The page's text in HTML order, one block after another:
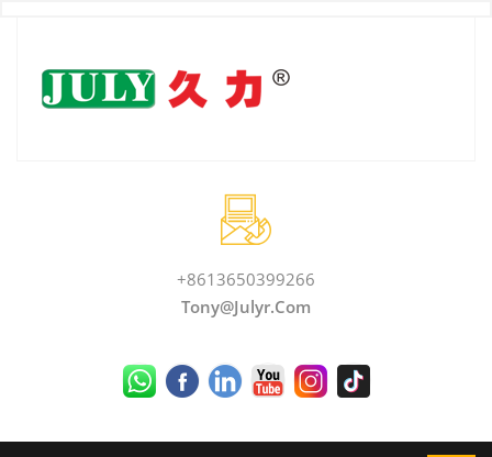
+8613650399266
Tony@julyr.com